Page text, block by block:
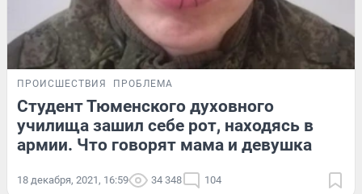
ПРОИСШЕСТВИЯ ПРОБЛЕМА
Студент Тюменского духовного
училища зашил себе рот, находясь в
армии. Что говорят мама и девушка
18 декабря, 2021, 16:59 34 348 104